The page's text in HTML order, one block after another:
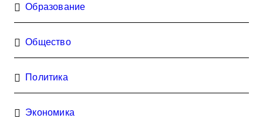
Образование
Общество
Политика
Экономика